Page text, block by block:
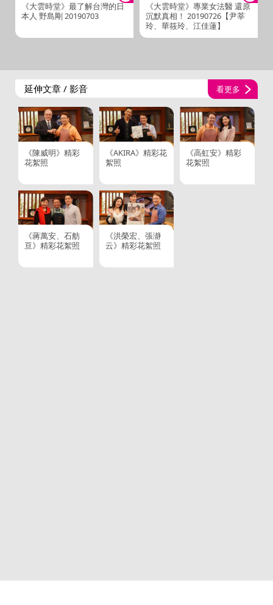
《大雲時堂》最了解台灣的日
本人 野島剛 20190703
《大雲時堂》專業女法醫 還原
沉默真相！ 20190726【尹莘
玲、華筱玲、江佳蓮】
延伸文章 / 影音 看更多
《陳威明》精彩
花絮照
《AKIRA》精彩花
絮照
《高虹安》精彩
花絮照
《蔣萬安、石舫
亘》精彩花絮照
《洪榮宏、張瀞
云》精彩花絮照